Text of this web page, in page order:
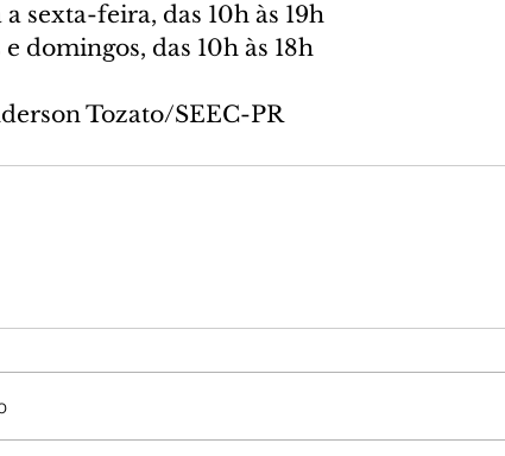
sexta-feira, das 10h às 19h
e domingos, das 10h às 18h
Tozato/SEEC-PR